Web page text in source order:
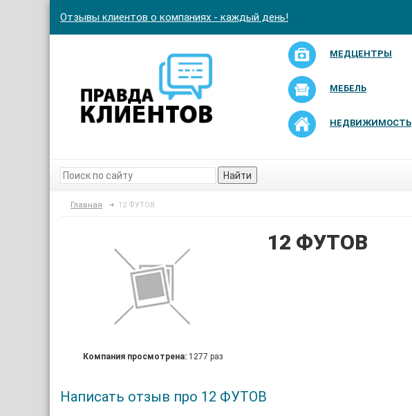
Отзывы клиентов о компаниях - каждый день!
МЕДЦЕНТРЫ
МЕБЕЛЬ
НЕДВИЖИМОСТЬ
Найти
Главная 12 ФУТОВ
Компания просмотрена: 1277 раз
12 ФУТОВ
Написать отзыв про 12 ФУТОВ